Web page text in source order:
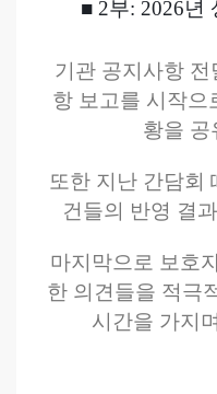
■ 2부: 2026년
기관 공지사항
항 보고를 시작으
황을 공
또한 지난 간담회
건들의 반영 결
마지막으로 보호
한 의견들을 적극
시간을 가지